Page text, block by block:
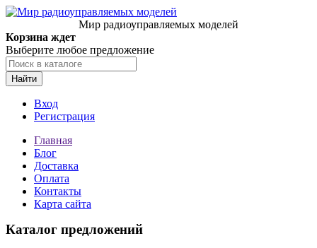
Мир радиоуправляемых моделей
Корзина ждет
Выберите любое предложение
Найти
Вход
Регистрация
Главная
Блог
Доставка
Оплата
Контакты
Карта сайта
Каталог предложений